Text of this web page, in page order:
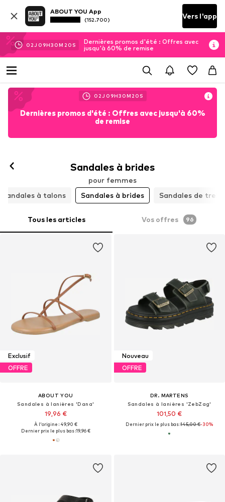
ABOUT YOU App
(152.700) Vers l'app
02J 09H30M 18 S
Dernières promos d'été : Offres avec
jusqu'à 60% de remise
02J 09H30M 18 S
Dernières promos d'été : Offres avec jusqu'à 60%
de remise
Sandales à brides
pour femmes
Sandales à talons
Sandales à brides Sandales de
Tous les articles Vos offres 96
Exclusif
OFFRE
ABOUT YOU
Sandales à lanières 'Dana'
19,96 €
À l'origine : 49,90 €
Dernier prix le plus bas :19,96 €
Nouveau
OFFRE
DR. MARTENS
Sandales à lanières 'ZebZag'
101,50 €
Dernier prix le plus bas :145,00 €-30%